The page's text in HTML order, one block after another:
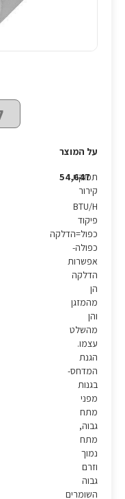
על המוצר
תפוקת
קירור
54,647
BTU/H
פיקוד
כפול=הדלקה
כפולה-
אפשרות
הדלקה
הן
מהמזגן
והן
מהשלט
עצמו.
הגנת
המדחס-
בגנות
מפני
מתח
גבוה,
מתח
נמוך
וזרם
גבוה
השומרים